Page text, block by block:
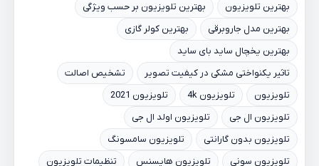
بهترین تلویزیون
بهترین تلویزیون بر حسب ویژگی
بهترین مدل جاروبرقی
بهترین کولر گازی
بهترین یخچال ساید بای ساید
تاثیر یکنواختی مشکی در کیفیت تصویر
تشخیص اصالت
تلویزیون
تلویزیون 4k
تلویزیون 2021
تلویزیون ال جی
تلویزیون اولد ال جی
تلویزیون بدون گارانتی
تلویزیون سامسونگ
تلویزیون سونی
تلویزیون هایسنس
تنظیمات تلویزیون